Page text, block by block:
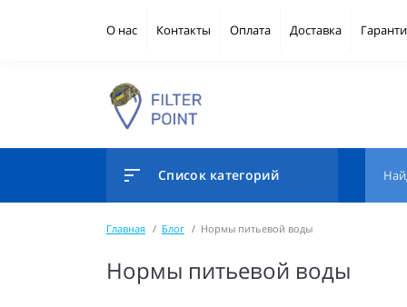
О нас Контакты Оплата Доставка
Список категорий
Главная Блог Нормы питьевой воды
Нормы питьевой воды